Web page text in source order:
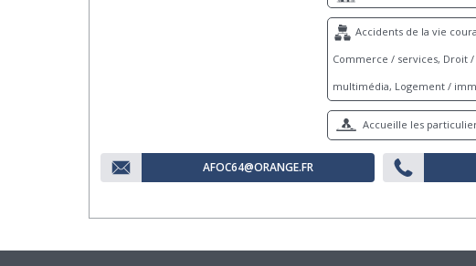
Accidents de la vie
Commerce / services, Droit
multimédia, Logement /
Accueille les
AFOC64@ORANGE.FR